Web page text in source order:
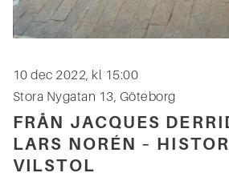
10 dec 2022, kl 15:00
Stora Nygatan 13, Göteborg
FRÅN JACQUES
LARS NORÉN –
VILSTOL